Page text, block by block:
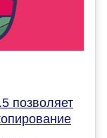
позволяет